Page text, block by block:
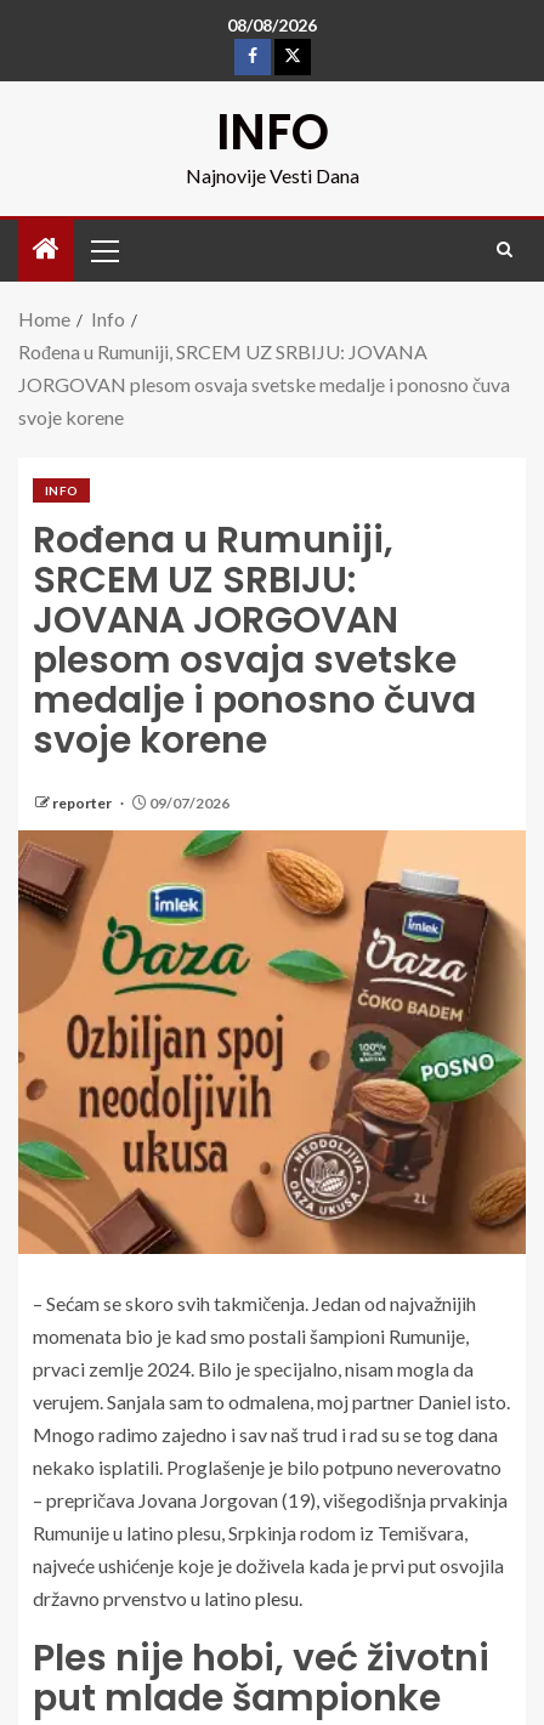
08/08/2026
INFO
Najnovije Vesti Dana
Home
Info
Rođena u Rumuniji, SRCEM UZ SRBIJU: JOVANA
JORGOVAN plesom osvaja svetske medalje i ponosno čuva
svoje korene
INFO
Rođena u Rumuniji,
SRCEM UZ SRBIJU:
JOVANA JORGOVAN
plesom osvaja svetske
medalje i ponosno čuva
svoje korene
reporter 09/07/2026
– Sećam se skoro svih takmičenja. Jedan od najvažnijih
momenata bio je kad smo postali šampioni Rumunije,
prvaci zemlje 2024. Bilo je specijalno, nisam mogla da
verujem. Sanjala sam to odmalena, moj partner Daniel isto.
Mnogo radimo zajedno i sav naš trud i rad su se tog dana
nekako isplatili. Proglašenje je bilo potpuno neverovatno
– prepričava Jovana Jorgovan (19), višegodišnja prvakinja
Rumunije u latino plesu, Srpkinja rodom iz Temišvara,
najveće ushićenje koje je doživela kada je prvi put osvojila
državno prvenstvo u latino plesu
Ples nije hobi, već životni
put mlade šampionke